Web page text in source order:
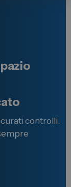
controlli.